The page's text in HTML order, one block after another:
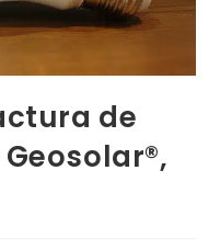
de
Geosolar®,